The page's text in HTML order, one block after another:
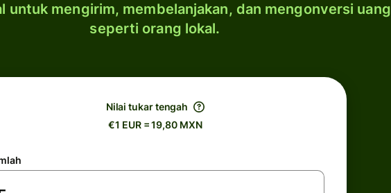
untuk mengirim, membelanjakan, dan mengonversi uang
seperti orang lokal.
Nilai tukar tengah
€1 EUR = 19,80 MXN